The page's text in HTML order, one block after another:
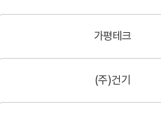
가평테크
(주)건기